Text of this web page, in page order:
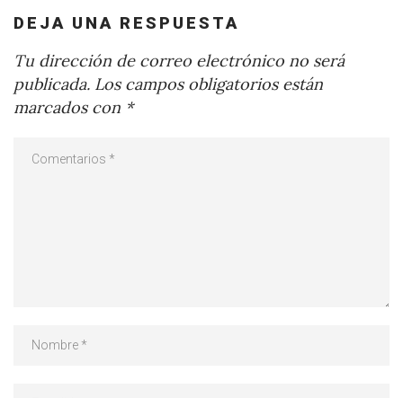
DEJA UNA RESPUESTA
Tu dirección de correo electrónico no será
publicada. Los campos obligatorios están
marcados con *